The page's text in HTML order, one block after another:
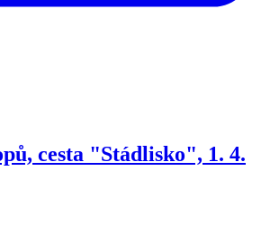
cesta "Stádlisko", 1. 4.